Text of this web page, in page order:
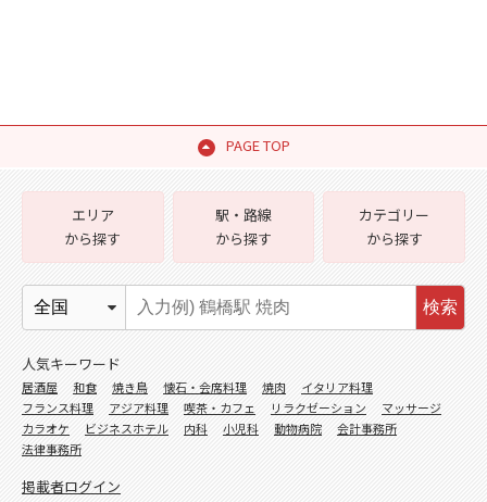
PAGE TOP
エリア
から探す
駅・路線
から探す
カテゴリー
から探す
検索
人気キーワード
居酒屋 和食 焼き鳥 懐石・会席料理 焼肉
イタリア料理
フランス料理
アジア料理 喫茶・カフェ リラクゼーション
マッサージ
カラオケ
ビジネスホテル 内科 小児科 動物病院
会計事務所
法律事務所
掲載者ログイン